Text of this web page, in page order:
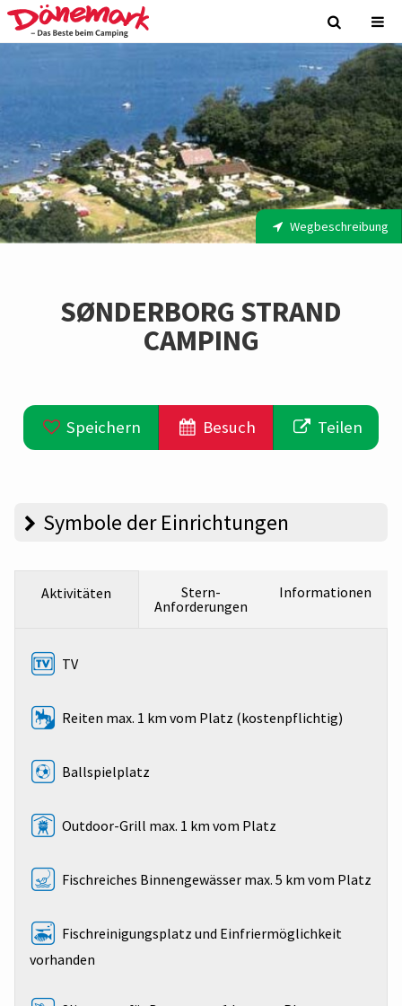
Wegbeschreibung
SØNDERBORG STRAND
CAMPING
Speichern Besuch Teilen
Symbole der Einrichtungen
Aktivitäten
Stern-
Anforderungen
Informationen
TV
Reiten max. 1 km vom Platz (kostenpflichtig)
Ballspielplatz
Outdoor-Grill max. 1 km vom Platz
Fischreiches Binnengewässer max. 5 km vom Platz
Fischreinigungsplatz und Einfriermöglichkeit
vorhanden